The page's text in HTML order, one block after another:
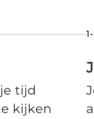
tijd
kijken